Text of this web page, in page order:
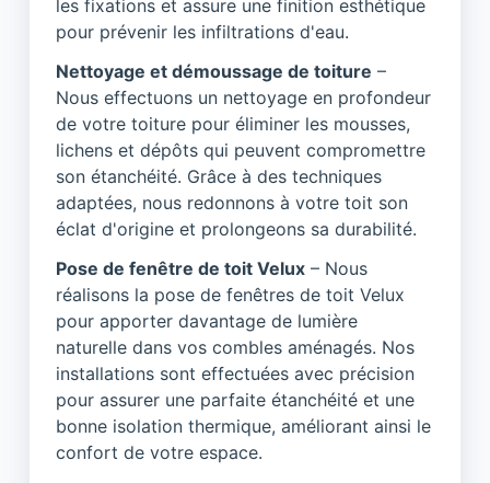
les fixations et assure une finition esthétique
pour prévenir les infiltrations d'eau.
Nettoyage et démoussage de toiture –
Nous effectuons un nettoyage en profondeur
de votre toiture pour éliminer les mousses,
lichens et dépôts qui peuvent compromettre
son étanchéité. Grâce à des techniques
adaptées, nous redonnons à votre toit son
éclat d'origine et prolongeons sa durabilité.
Pose de fenêtre de toit Velux – Nous
réalisons la pose de fenêtres de toit Velux
pour apporter davantage de lumière
naturelle dans vos combles aménagés. Nos
installations sont effectuées avec précision
pour assurer une parfaite étanchéité et une
bonne isolation thermique, améliorant ainsi le
confort de votre espace.